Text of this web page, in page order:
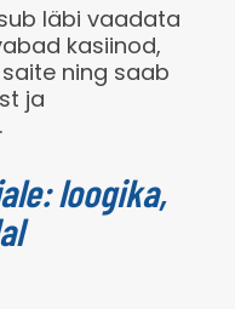
läbi vaadata
kasiinod,
ning saab
ja
loogika,